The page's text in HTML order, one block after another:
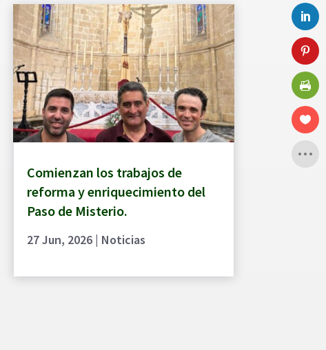
Comienzan los trabajos de
reforma y enriquecimiento del
Paso de Misterio.
27 Jun, 2026| Noticias